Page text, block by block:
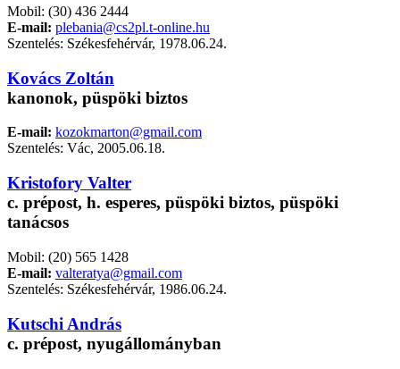
Mobil: (30) 436 2444
E-mail: plebania@cs2pl.t-online.hu
Szentelés: Székesfehérvár, 1978.06.24.
Kovács Zoltán
kanonok, püspöki biztos
E-mail: kozokmarton@gmail.com
Szentelés: Vác, 2005.06.18.
Kristofory Valter
c. prépost, h. esperes, püspöki biztos, püspöki
tanácsos
Mobil: (20) 565 1428
E-mail: valteratya@gmail.com
Szentelés: Székesfehérvár, 1986.06.24.
Kutschi András
c. prépost, nyugállományban